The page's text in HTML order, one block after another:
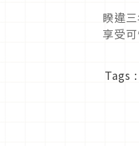
睽違
享受
Tags :